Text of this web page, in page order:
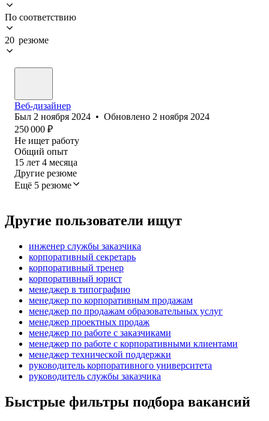
По соответствию
20 резюме
Веб-дизайнер
Был 2 ноября 2024 • Обновлено 2 ноября 2024
250 000 ₽
Не ищет работу
Общий опыт
15 лет 4 месяца
Другие резюме
Ещё 5 резюме
Другие пользователи ищут
инженер службы заказчика
корпоративный секретарь
корпоративный тренер
корпоративный юрист
менеджер в типографию
менеджер по корпоративным продажам
менеджер по продажам образовательных услуг
менеджер проектных продаж
менеджер по работе с заказчиками
менеджер по работе с корпоративными клиентами
менеджер технической поддержки
руководитель корпоративного университета
руководитель службы заказчика
Быстрые фильтры подбора вакансий